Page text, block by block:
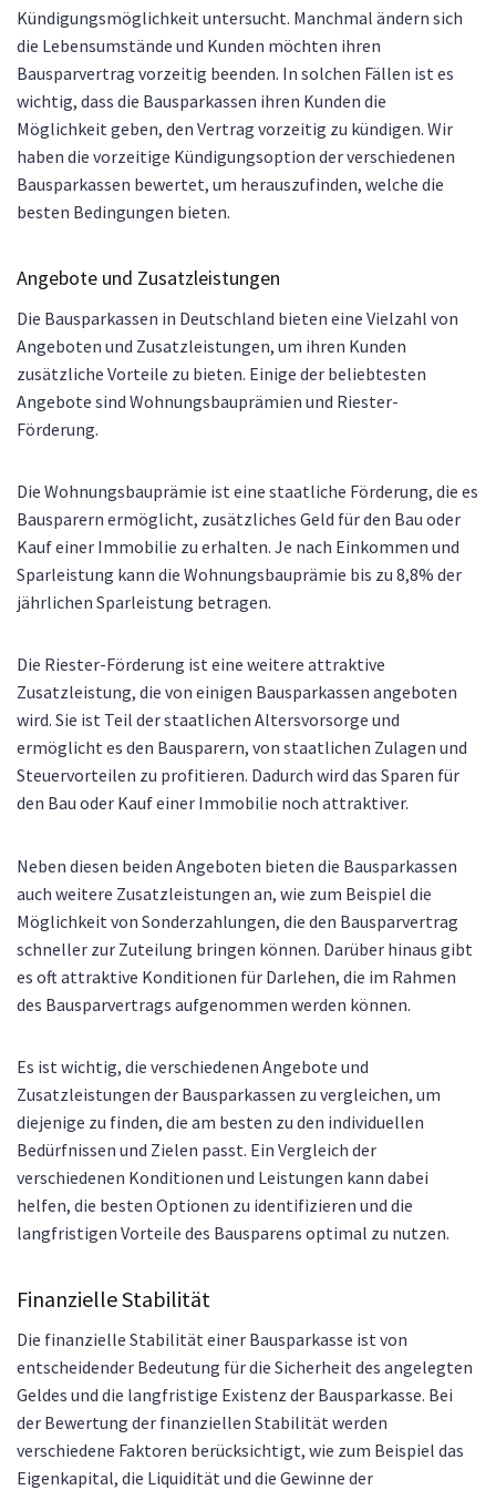
Kündigungsmöglichkeit untersucht. Manchmal ändern sich
die Lebensumstände und Kunden möchten ihren
Bausparvertrag vorzeitig beenden. In solchen Fällen ist es
wichtig, dass die Bausparkassen ihren Kunden die
Möglichkeit geben, den Vertrag vorzeitig zu kündigen. Wir
haben die vorzeitige Kündigungsoption der verschiedenen
Bausparkassen bewertet, um herauszufinden, welche die
besten Bedingungen bieten.
Angebote und Zusatzleistungen
Die Bausparkassen in Deutschland bieten eine Vielzahl von
Angeboten und Zusatzleistungen, um ihren Kunden
zusätzliche Vorteile zu bieten. Einige der beliebtesten
Angebote sind Wohnungsbauprämien und Riester-
Förderung.
Die Wohnungsbauprämie ist eine staatliche Förderung, die es
Bausparern ermöglicht, zusätzliches Geld für den Bau oder
Kauf einer Immobilie zu erhalten. Je nach Einkommen und
Sparleistung kann die Wohnungsbauprämie bis zu 8,8% der
jährlichen Sparleistung betragen.
Die Riester-Förderung ist eine weitere attraktive
Zusatzleistung, die von einigen Bausparkassen angeboten
wird. Sie ist Teil der staatlichen Altersvorsorge und
ermöglicht es den Bausparern, von staatlichen Zulagen und
Steuervorteilen zu profitieren. Dadurch wird das Sparen für
den Bau oder Kauf einer Immobilie noch attraktiver.
Neben diesen beiden Angeboten bieten die Bausparkassen
auch weitere Zusatzleistungen an, wie zum Beispiel die
Möglichkeit von Sonderzahlungen, die den Bausparvertrag
schneller zur Zuteilung bringen können. Darüber hinaus gibt
es oft attraktive Konditionen für Darlehen, die im Rahmen
des Bausparvertrags aufgenommen werden können.
Es ist wichtig, die verschiedenen Angebote und
Zusatzleistungen der Bausparkassen zu vergleichen, um
diejenige zu finden, die am besten zu den individuellen
Bedürfnissen und Zielen passt. Ein Vergleich der
verschiedenen Konditionen und Leistungen kann dabei
helfen, die besten Optionen zu identifizieren und die
langfristigen Vorteile des Bausparens optimal zu nutzen.
Finanzielle Stabilität
Die finanzielle Stabilität einer Bausparkasse ist von
entscheidender Bedeutung für die Sicherheit des angelegten
Geldes und die langfristige Existenz der Bausparkasse. Bei
der Bewertung der finanziellen Stabilität werden
verschiedene Faktoren berücksichtigt, wie zum Beispiel das
Eigenkapital, die Liquidität und die Gewinne der